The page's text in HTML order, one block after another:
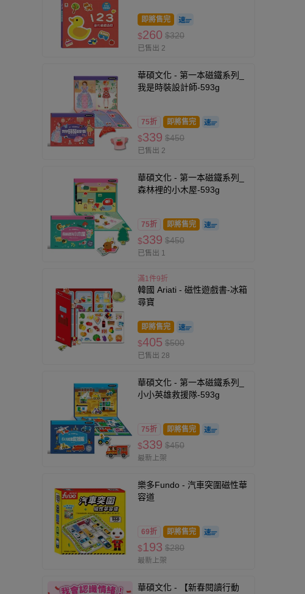
即將售完
$260 $320
已售出 2
華碩文化 - 第一本磁鐵系列_
我是時裝設計師-593g
75折 即將售完
$339 $450
已售出 2
華碩文化 - 第一本磁鐵系列_
森林裡的小木屋-593g
75折 即將售完
$339 $450
已售出 1
滿1件9折
韓國 Ariati - 磁性遊戲書-冰箱
尋寶
即將售完
$405 $500
已售出 28
華碩文化 - 第一本磁鐵系列_
小小英雄救援隊-593g
75折 即將售完
$339 $450
最新上架
樂多Fundo - 汽車突圍磁性華
容道
69折 即將售完
$193 $280
最新上架
華碩文化 - 【新春閱讀行動